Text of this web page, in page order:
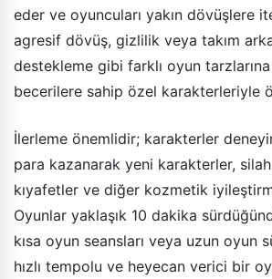
eder ve oyuncuları yakın dövüşlere
agresif dövüş, gizlilik veya takım
destekleme gibi farklı oyun
becerilere sahip özel karakterleriyle
İlerleme önemlidir; karakterler
para kazanarak yeni karakterler,
kıyafetler ve diğer kozmetik
Oyunlar yaklaşık 10 dakika
kısa oyun seansları veya uzun oyun
hızlı tempolu ve heyecan verici bir